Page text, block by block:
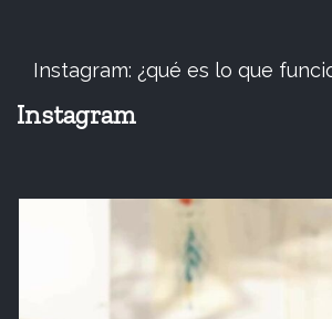
Instagram: ¿qué es lo que
Instagram